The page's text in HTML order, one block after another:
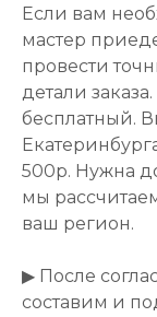
Если вам
мастер
провести
детали
бесплатный.
500р. Нужна
мы
ваш регион.
▶ После
составим и